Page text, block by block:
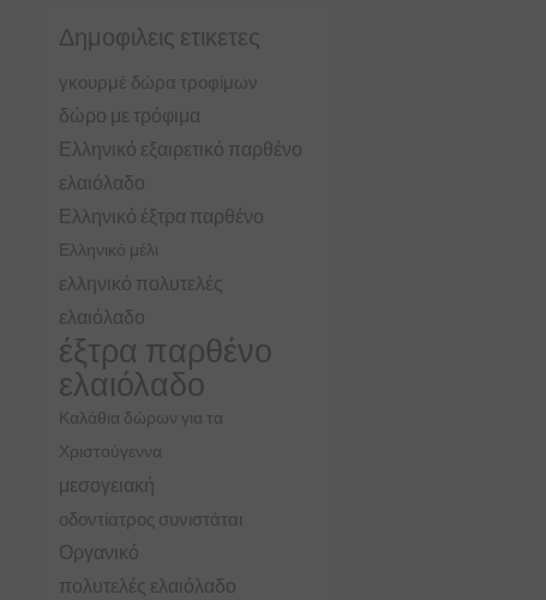
Δημοφιλεις ετικετες
γκουρμέ δώρα τροφίμων
δώρο με τρόφιμα
Ελληνικό εξαιρετικό παρθένο
ελαιόλαδο
Ελληνικό έξτρα παρθένο
Ελληνικό μέλι
ελληνικό πολυτελές
ελαιόλαδο
έξτρα παρθένο
ελαιόλαδο
Καλάθια δώρων για τα
Χριστούγεννα
μεσογειακή
οδοντίατρος συνιστάται
Οργανικό
πολυτελές ελαιόλαδο